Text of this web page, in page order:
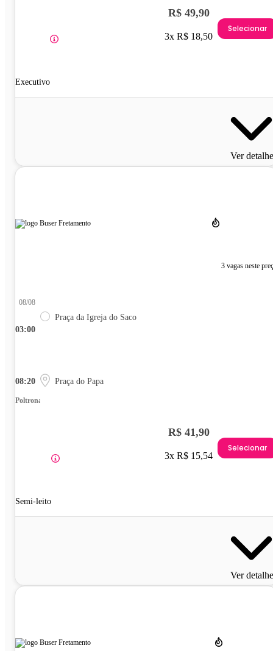
Executivo
R$ 49,90
3x R$ 18,50
Selecionar
Ver
3 vagas neste
03:00
08/08
Praça da Igreja do Saco
08:20 Praça do Papa
Poltrona
Semi-leito
R$ 41,90
3x R$ 15,54
Selecionar
Ver